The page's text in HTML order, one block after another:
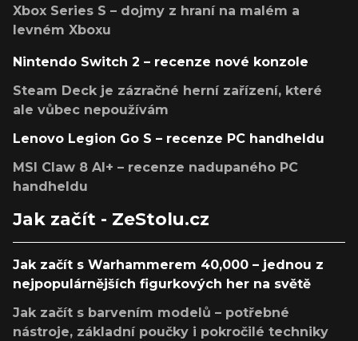
Xbox Series S – dojmy z hraní na malém a
levném Xboxu
Nintendo Switch 2 – recenze nové konzole
Steam Deck je zázračné herní zařízení, které
ale vůbec nepoužívám
Lenovo Legion Go S – recenze PC handheldu
MSI Claw 8 AI+ – recenze nadupaného PC
handheldu
Jak začít - ZeStolu.cz
Jak začít s Warhammerem 40,000 – jednou z
nejpopulárnějších figurkových her na světě
Jak začít s barvením modelů – potřebné
nástroje, základní poučky i pokročilé techniky